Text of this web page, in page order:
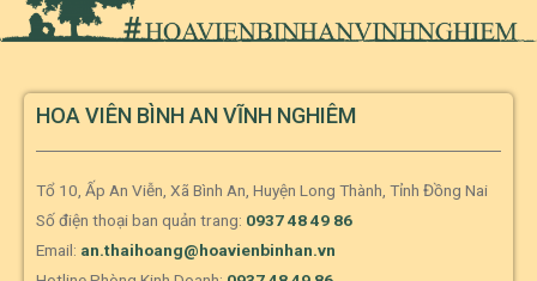
HOA VIÊN BÌNH AN VĨNH NGHIÊM
Tổ 10, Ấp An Viễn, Xã Bình An, Huyện Long Thành, Tỉnh Đồng Nai
Số điện thoại ban quản trang: 0937 48 49 86
Email: an.thaihoang@hoavienbinhan.vn